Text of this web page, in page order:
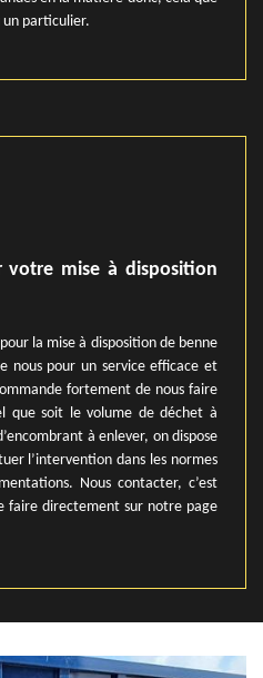
un particulier.
mise à disposition
la mise à disposition de benne
nous pour un service efficace et
fortement de nous faire
que soit le volume de déchet à
à enlever, on dispose
l’intervention dans les normes
Nous contacter, c’est
faire directement sur notre page